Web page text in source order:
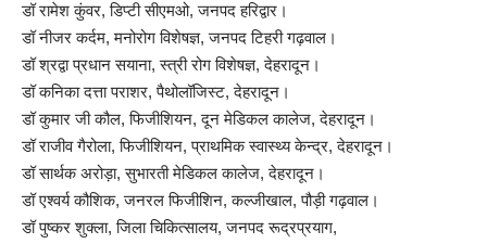
डॉ रामेश कुंवर, डिप्टी सीएमओ, जनपद हरिद्वार।
डॉ नीजर कर्दम, मनोरोग विशेषज्ञ, जनपद टिहरी गढ़वाल।
डॉ श्रद्वा प्रधान सयाना, स्त्री रोग विशेषज्ञ, देहरादून।
डॉ कनिका दत्ता पराशर, पैथोलॉजिस्ट, देहरादून।
डॉ कुमार जी कौल, फिजीशियन, दून मेडिकल कालेज, देहरादून।
डॉ राजीव गैरोला, फिजीशियन, प्राथमिक स्वास्थ्य केन्द्र, देहरादून।
डॉ सार्थक अरोड़ा, सुभारती मेडिकल कालेज, देहरादून।
डॉ एश्वर्य कौशिक, जनरल फिजीशिन, कल्जीखाल, पौड़ी गढ़वाल।
डॉ पुष्कर शुक्ला, जिला चिकित्सालय, जनपद रूद्रप्रयाग,